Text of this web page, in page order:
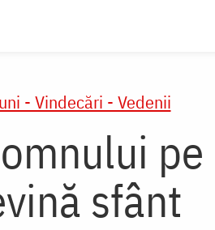
- Vindecări - Vedenii
sfânt